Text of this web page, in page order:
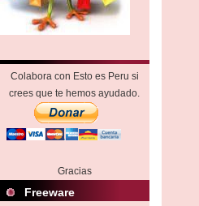
Colabora con Esto es Peru si
crees que te hemos ayudado.
Gracias
Freeware